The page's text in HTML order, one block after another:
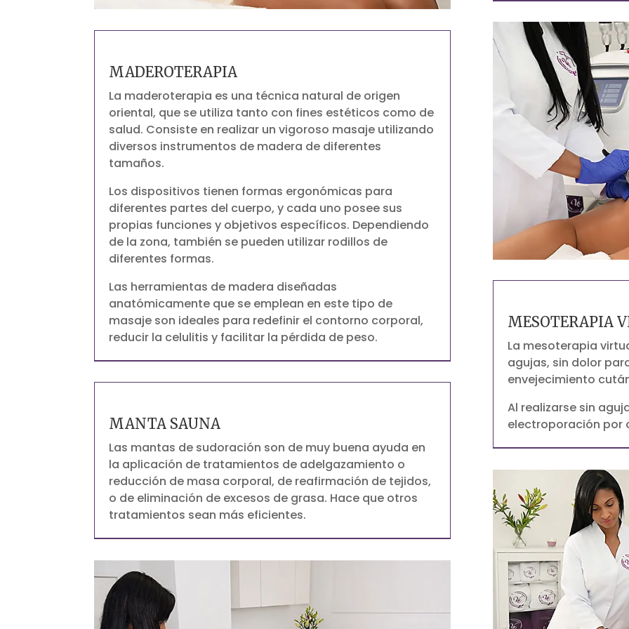
MADEROTERAPIA
La maderoterapia es una técnica natural de origen
oriental, que se utiliza tanto con fines estéticos como de
salud. Consiste en realizar un vigoroso masaje utilizando
diversos instrumentos de madera de diferentes
tamaños.
Los dispositivos tienen formas ergonómicas para
diferentes partes del cuerpo, y cada uno posee sus
propias funciones y objetivos específicos. Dependiendo
de la zona, también se pueden utilizar rodillos de
diferentes formas.
Las herramientas de madera diseñadas
anatómicamente que se emplean en este tipo de
masaje son ideales para redefinir el contorno corporal,
reducir la celulitis y facilitar la pérdida de peso.
MANTA SAUNA
Las mantas de sudoración son de muy buena ayuda en
la aplicación de tratamientos de adelgazamiento o
reducción de masa corporal, de reafirmación de tejidos,
o de eliminación de excesos de grasa. Hace que otros
tratamientos sean más eficientes.
MESOTERAPIA
La mesoterapia
agujas, sin dolor
envejecimiento
Al realizarse sin
electroporación por